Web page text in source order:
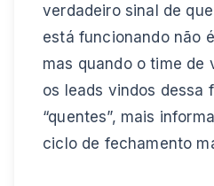
verdadeiro sinal de
está funcionando não
mas quando o time de
os leads vindos dessa
“quentes”, mais
ciclo de fechamento